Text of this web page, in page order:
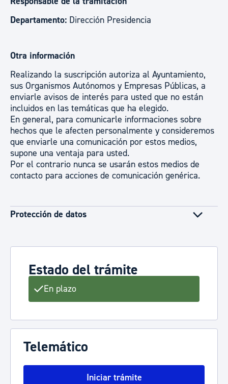
Departamento: Dirección Presidencia
Otra información
Realizando la suscripción autoriza al Ayuntamiento,
sus Organismos Autónomos y Empresas Públicas, a
enviarle avisos de interés para usted que no están
incluidos en las temáticas que ha elegido.
En general, para comunicarle informaciones sobre
hechos que le afecten personalmente y consideremos
que enviarle una comunicación por estos medios,
supone una ventaja para usted.
Por el contrario nunca se usarán estos medios de
contacto para acciones de comunicación genérica.
Protección de datos
Estado del trámite
En plazo
Telemático
Iniciar trámite